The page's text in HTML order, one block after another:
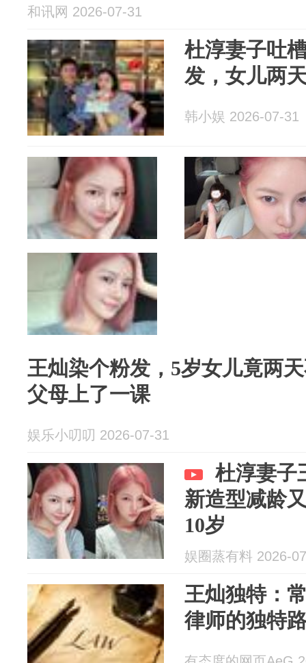
和讯网 2026-07-31
杜淳妻子吐
发，女儿两
韩小娱 2026-07-31
王灿染个粉发，5岁女儿竟两
父母上了一课
娱乐小叨叨 2026-07-31
杜淳妻子
新造型减龄
10岁
娱圈蒸有料 2026-
王灿独特：
律师的独特